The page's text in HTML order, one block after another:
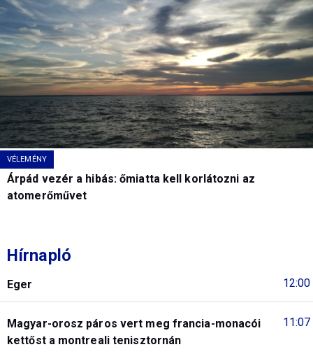
VÉLEMÉNY
Árpád vezér a hibás: őmiatta kell korlátozni az
atomerőművet
Hírnapló
12:00
Eger
11:07
Magyar-orosz páros vert meg francia-monacói
kettőst a montreali tenisztornán